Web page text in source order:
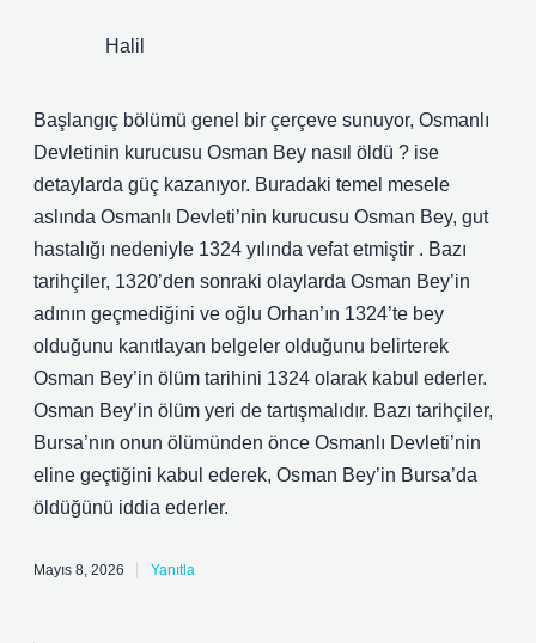
Halil
Başlangıç bölümü genel bir çerçeve sunuyor, Osmanlı
Devletinin kurucusu Osman Bey nasıl öldü ? ise
detaylarda güç kazanıyor. Buradaki temel mesele
aslında Osmanlı Devleti’nin kurucusu Osman Bey, gut
hastalığı nedeniyle 1324 yılında vefat etmiştir . Bazı
tarihçiler, 1320’den sonraki olaylarda Osman Bey’in
adının geçmediğini ve oğlu Orhan’ın 1324’te bey
olduğunu kanıtlayan belgeler olduğunu belirterek
Osman Bey’in ölüm tarihini 1324 olarak kabul ederler.
Osman Bey’in ölüm yeri de tartışmalıdır. Bazı tarihçiler,
Bursa’nın onun ölümünden önce Osmanlı Devleti’nin
eline geçtiğini kabul ederek, Osman Bey’in Bursa’da
öldüğünü iddia ederler.
Mayıs 8, 2026 Yanıtla